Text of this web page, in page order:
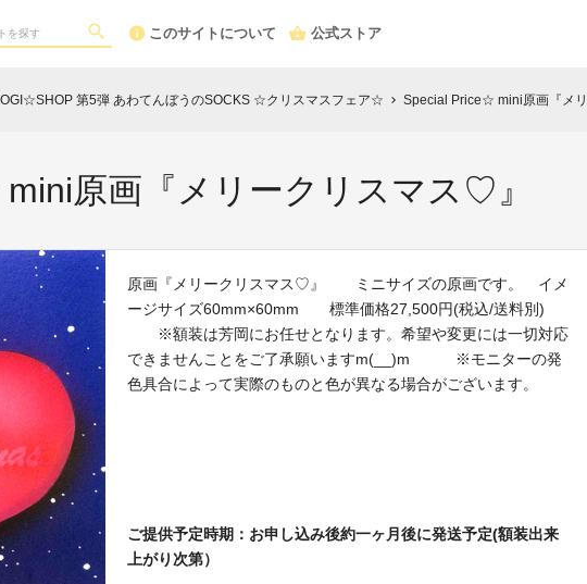
このサイトについて 公式ストア
第5弾 あわてんぼうのSOCKS ☆クリスマスフェア☆ chevron_right Special Price☆ mini原画『メ
原画『メリークリスマス♡』
原画『メリークリスマス♡』 ミニサイズの原画です。 イメ
ージサイズ60mm×60mm 標準価格27,500円(税込/送料別)
※額装は芳岡にお任せとなります。希望や変更には一切対応
できませんことをご了承願いますm(__)m ※モニターの発
色具合によって実際のものと色が異なる場合がございます。
ご提供予定時期：お申し込み後約一ヶ月後に発送予定(額装出来
上がり次第）